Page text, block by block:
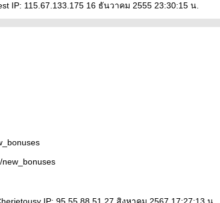
IP: 115.67.133.175 16 ธันวาคม 2555 23:30:15 น.
new_bonuses